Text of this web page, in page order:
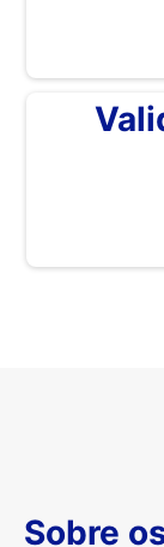
Sobre